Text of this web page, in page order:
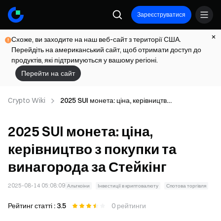
Зареєструватися
Схоже, ви заходите на наш веб-сайт з території США.
Перейдіть на американський сайт, щоб отримати доступ до
продуктів, які підтримуються у вашому регіоні.
Перейти на сайт
Crypto Wiki
2025 SUI монета: ціна, керівництво
2025 SUI монета: ціна,
керівництво з покупки та
винагорода за Стейкінг
2025-08-14 05:08:09 Альткоіни Інвестиції в криптовалюту Спотова торгівля
Рейтинг статті : 3.5 0 рейтинги